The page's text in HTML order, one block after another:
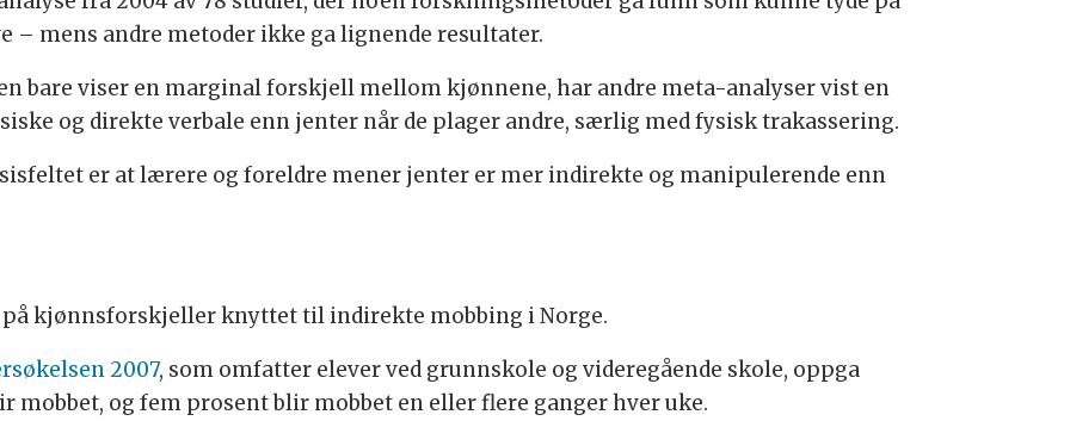
– mens andre metoder ikke ga lignende resultater.
bare viser en marginal forskjell mellom kjønnene, har andre meta-analyser vist en
og direkte verbale enn jenter når de plager andre, særlig med fysisk trakassering.
er at lærere og foreldre mener jenter er mer indirekte og manipulerende enn
kjønnsforskjeller knyttet til indirekte mobbing i Norge.
2007, som omfatter elever ved grunnskole og videregående skole, oppga
mobbet, og fem prosent blir mobbet en eller flere ganger hver uke.